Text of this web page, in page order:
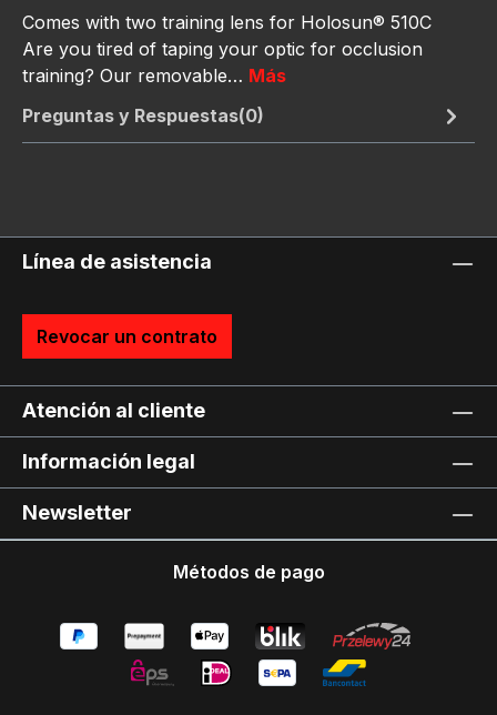
Comes with two training lens for Holosun® 510C
Are you tired of taping your optic for occlusion
training? Our removable… Más
Preguntas y Respuestas(0)
Línea de asistencia
Revocar un contrato
Atención al cliente
Información legal
Newsletter
Métodos de pago